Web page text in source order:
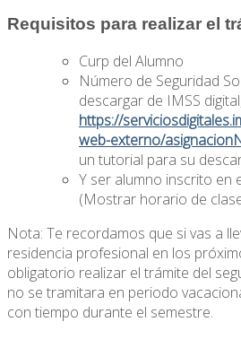
Requisitos para realizar el
Curp del Alumno
Número de Seguridad
descargar de IMSS
https://
web-externo/
un tutorial para su
Y ser alumno inscrito en
(Mostrar horario de
Nota: Te recordamos que si vas a
residencia profesional en los
obligatorio realizar el trámite del
no se tramitara en periodo
con tiempo durante el semestre.